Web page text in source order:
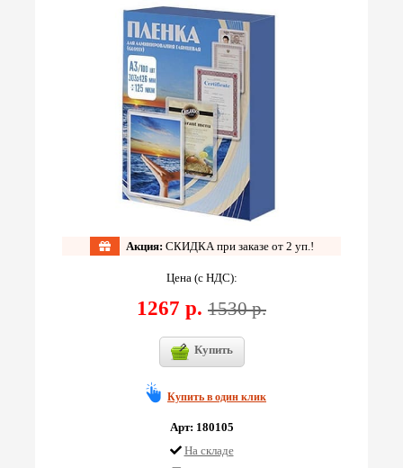
Акция: СКИДКА при заказе от 2 уп.!
Цена (с НДС):
1267 р. 1530 р.
Купить
Купить в один клик
Арт: 180105
На складе